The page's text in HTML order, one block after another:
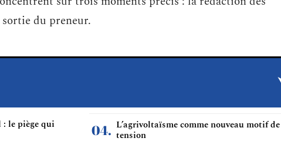
du preneur.
le piège qui L’agrivoltaïsme comme nouveau motif de
tension